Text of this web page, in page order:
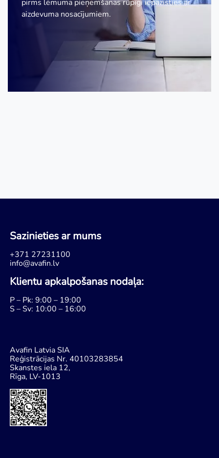
pirms lēmuma pieņemšanas rūpīgi iepazīsties ar
aizdevuma nosacījumiem.
Sazinieties ar mums
+371 27231100
info@avafin.lv
Klientu apkalpošanas nodaļa:
P – Pk: 9:00 – 19:00
S – Sv: 10:00 – 16:00
Avafin Latvia SIA
Reģistrācijas Nr. 40103283854
Skanstes iela 12,
Rīga, LV-1013